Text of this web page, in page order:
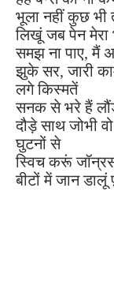
भूला नहीं कुछ
लिखूं जब पेन
समझ ना पाए, मैं
झुके सर, जारी
लगे किस्मतें
सनक से भरे हैं
दौड़े साथ जोभी
घुटनों से
स्विच करूं
बीटों में जान